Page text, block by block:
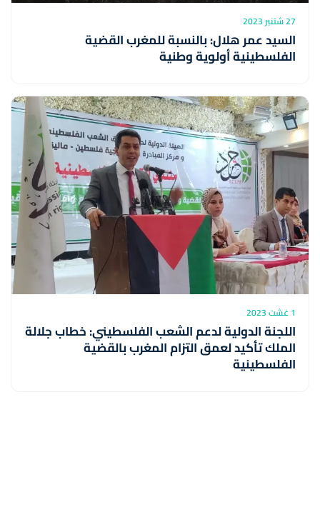
27 شتنبر 2023
السيد عمر هلال: بالنسبة للمغرب القضية
الفلسطينية أولوية وطنية
1 غشت 2023
اللجنة الدولية لدعم الشعب الفلسطيني: خطاب جلالة
الملك تأكيد لعمق التزام المغرب بالقضية
الفلسطينية